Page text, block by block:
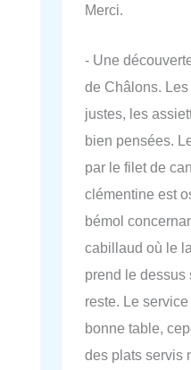
Merci.
- Une
de Châlons.
justes, les
bien pensées.
par le filet de
clémentine est
bémol
cabillaud où le
prend le dessus
reste. Le
bonne table,
des plats servis